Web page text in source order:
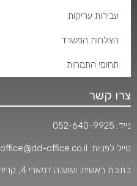
עבירות עריקות
הצלחות המשרד
תחומי התמחות
צרו קשר
נייד: 052-640-9925
מייל לפניות: office@dd-office.co.il
כתובת ראשית: שושנה דמארי 4, קרית מוצקין